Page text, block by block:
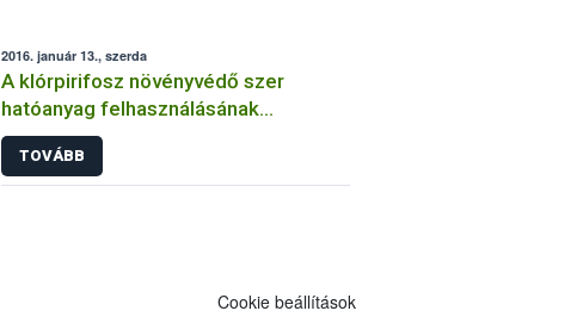
2016. január 13., szerda
A klórpirifosz növényvédő szer
hatóanyag felhasználásának
korlátozása
TOVÁBB
Cookie beállítások